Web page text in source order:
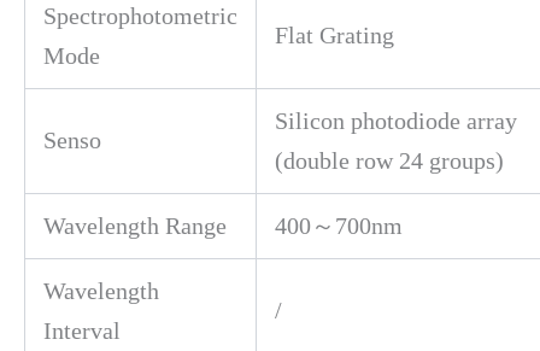
Spectrophotometric
Mode
Flat Grating
Senso
Silicon photodiode array
(double row 24 groups)
Wavelength Range 400～700nm
Wavelength
Interval
/